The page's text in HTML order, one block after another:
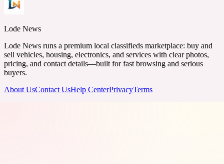
Lode News
Lode News runs a premium local classifieds marketplace: buy and
sell vehicles, housing, electronics, and services with clear photos,
pricing, and contact details—built for fast browsing and serious
buyers.
About UsContact UsHelp CenterPrivacyTerms